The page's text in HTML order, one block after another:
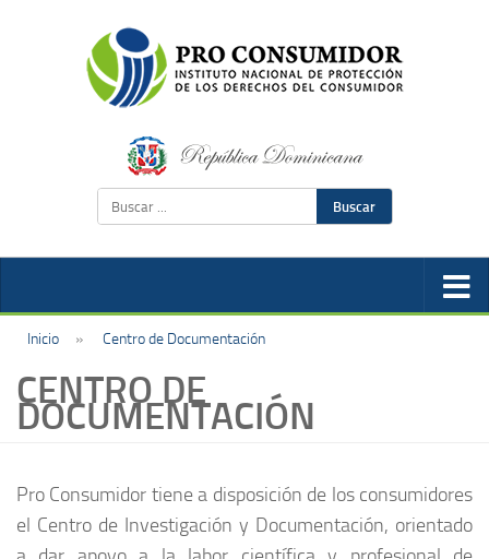
Buscar
Inicio » Centro de Documentación
CENTRO DE
DOCUMENTACIÓN
Pro Consumidor tiene a disposición de los consumidores
el Centro de Investigación y Documentación, orientado